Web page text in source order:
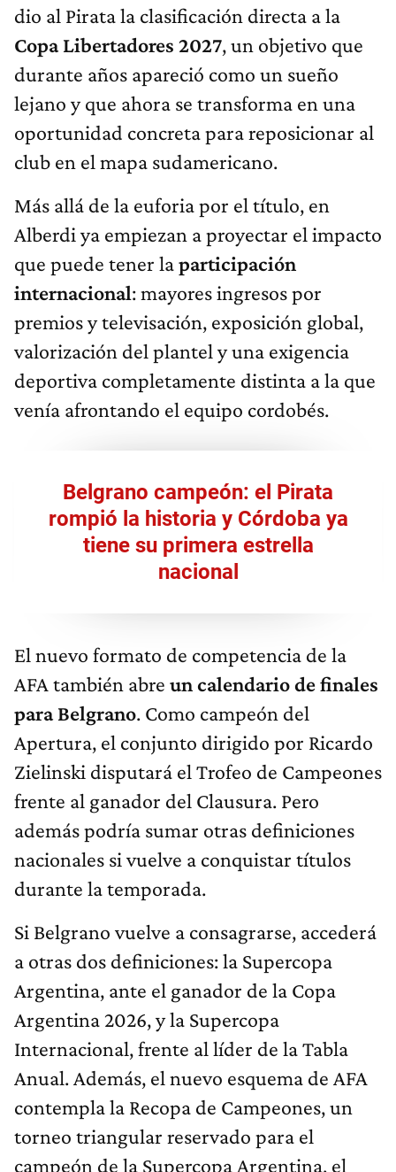
dio al Pirata la clasificación directa a la
Copa Libertadores 2027, un objetivo que
durante años apareció como un sueño
lejano y que ahora se transforma en una
oportunidad concreta para reposicionar al
club en el mapa sudamericano.
Más allá de la euforia por el título, en
Alberdi ya empiezan a proyectar el impacto
que puede tener laparticipación
internacional: mayores ingresos por
premios y televisación, exposición global,
valorización del plantel y una exigencia
deportiva completamente distinta a la que
venía afrontando el equipo cordobés.
Belgrano campeón: el Pirata
rompió la historia y Córdoba ya
tiene su primera estrella
nacional
El nuevo formato de competencia de la
AFA también abre un calendario de finales
para Belgrano. Como campeón del
Apertura, el conjunto dirigido por Ricardo
Zielinski disputará el Trofeo de Campeones
frente al ganador del Clausura. Pero
además podría sumar otras definiciones
nacionales si vuelve a conquistar títulos
durante la temporada.
Si Belgrano vuelve a consagrarse, accederá
a otras dos definiciones: la Supercopa
Argentina, ante el ganador de la Copa
Argentina 2026, y la Supercopa
Internacional, frente al líder de la Tabla
Anual. Además, el nuevo esquema de AFA
contempla la Recopa de Campeones, un
torneo triangular reservado para el
campeón de la Supercopa Argentina, el